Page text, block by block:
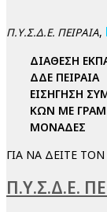
Π.Υ.Σ.Δ.Ε. ΠΕΙΡΑΙΑ,
ΔΙΑΘΕΣΗ
ΔΔΕ ΠΕΙΡΑΙΑ
ΕΙΣΗΓΗΣΗ
ΚΩΝ ΜΕ
ΜΟΝΑΔΕΣ
ΓΙΑ ΝΑ ΔΕΙΤΕ
Π.Υ.Σ.Δ.Ε.